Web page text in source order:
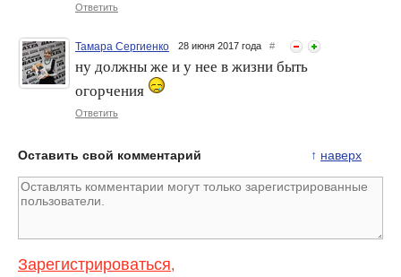
Ответить
Тамара Сергиенко 28 июня 2017 года #
ну должны же и у нее в жизни быть
огорчения
Ответить
↑ наверх
Оставить свой комментарий
Зарегистрироваться,